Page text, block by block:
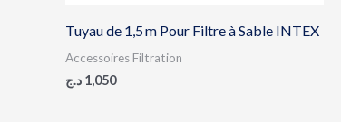
Tuyau de 1,5 m Pour Filtre à Sable INTEX
Accessoires Filtration
1,050 د.ج